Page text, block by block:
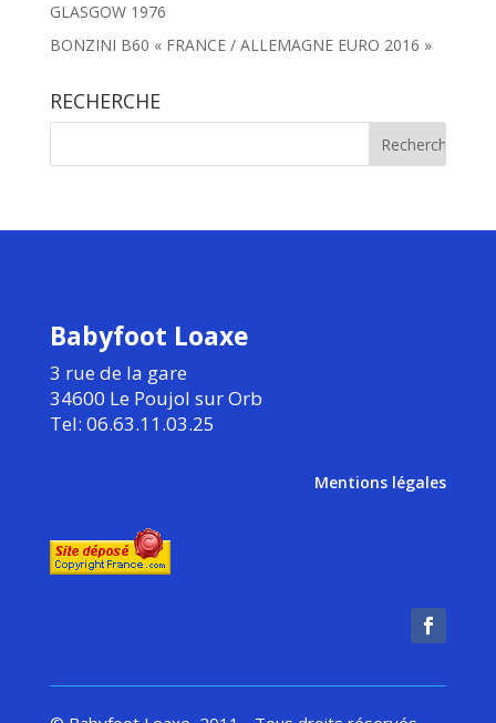
GLASGOW 1976
BONZINI B60 « FRANCE / ALLEMAGNE EURO 2016 »
RECHERCHE
Babyfoot Loaxe
3 rue de la gare
34600 Le Poujol sur Orb
Tel: 06.63.11.03.25
Mentions légales